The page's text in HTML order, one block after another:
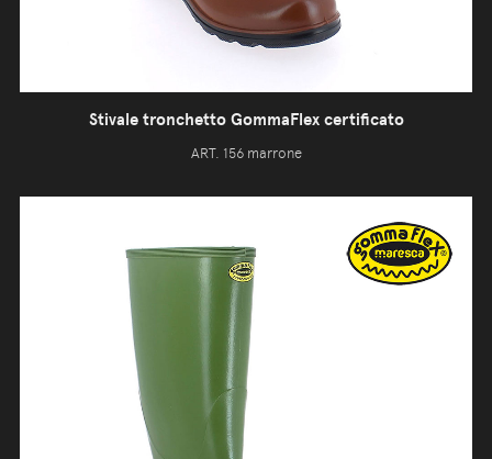
Stivale tronchetto GommaFlex certificato
ART. 156 marrone